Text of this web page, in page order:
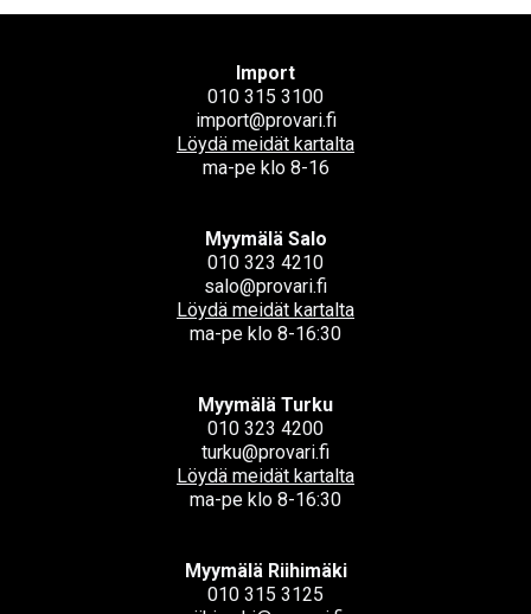
Import
010 315 3100
import@provari.fi
Löydä meidät kartalta
ma-pe klo 8-16
Myymälä Salo
010 323 4210
salo@provari.fi
Löydä meidät kartalta
ma-pe klo 8-16:30
Myymälä Turku
010 323 4200
turku@provari.fi
Löydä meidät kartalta
ma-pe klo 8-16:30
Myymälä Riihimäki
010 315 3125